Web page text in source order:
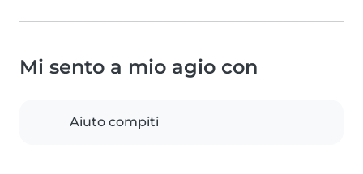
Mi sento a mio agio con
Aiuto compiti